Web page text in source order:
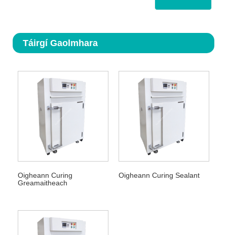
Táirgí Gaolmhara
Oigheann Curing
Greamaitheach
Oigheann Curing Sealant